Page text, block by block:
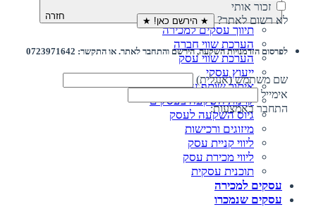
זכור אותי
לא רשום לאתר? ★ הירשם כאן! ★
לפרסום הזדמנויות השקעה, הירשם והתחבר לאתר. או התקשר: 0723971642
שם משתמש (אנגלית)
אימייל
התחבר באמצעות:
חזרה
תיווך עסקים למכירה
הערכת שווי חברה
הערכת שווי עסק
ייעוץ עסקי
איתור שותף עסקי
קרנות השקעה בעסקים
גיוס השקעה לעסק‎‎
מיזוגים ורכישות
ליווי קניית עסק
ליווי מכירת עסק
תוכנית עסקית
עסקים למכירה
עסקים שנמכרו